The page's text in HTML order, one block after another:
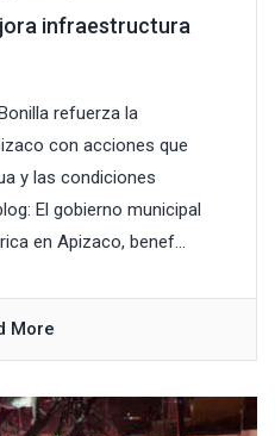
infraestructura
refuerza la
con acciones que
y las condiciones
El gobierno municipal
en Apizaco, benef...
More